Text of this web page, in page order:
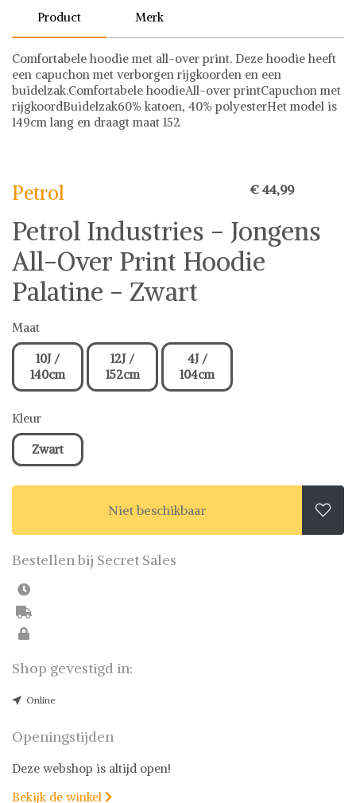
Product Merk
Comfortabele hoodie met all-over print. Deze hoodie heeft
een capuchon met verborgen rijgkoorden en een
buidelzak.Comfortabele hoodieAll-over printCapuchon met
rijgkoordBuidelzak60% katoen, 40% polyesterHet model is
149cm lang en draagt maat 152
Petrol € 44,99
Petrol Industries - Jongens
All-Over Print Hoodie
Palatine - Zwart
Maat
10J /
140cm
12J /
152cm
4J /
104cm
Kleur
Zwart
Niet beschikbaar 
Bestellen bij Secret Sales
Shop gevestigd in:
Online
Openingstijden
Deze webshop is altijd open!
Bekijk de winkel 